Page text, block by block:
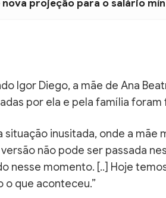
projeção para o salário
Igor Diego, a mãe de Ana
por ela e pela família
situação inusitada, onde a
não pode ser passada
nesse momento. [..] Hoje
que aconteceu.”